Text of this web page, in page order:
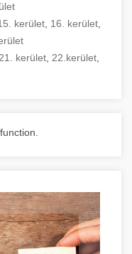
kerület 16. kerület
21. kerület 22.kerület